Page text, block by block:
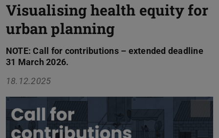
Visualising health equity for
urban planning
NOTE: Call for contributions – extended deadline
31 March 2026.
18.12.2025